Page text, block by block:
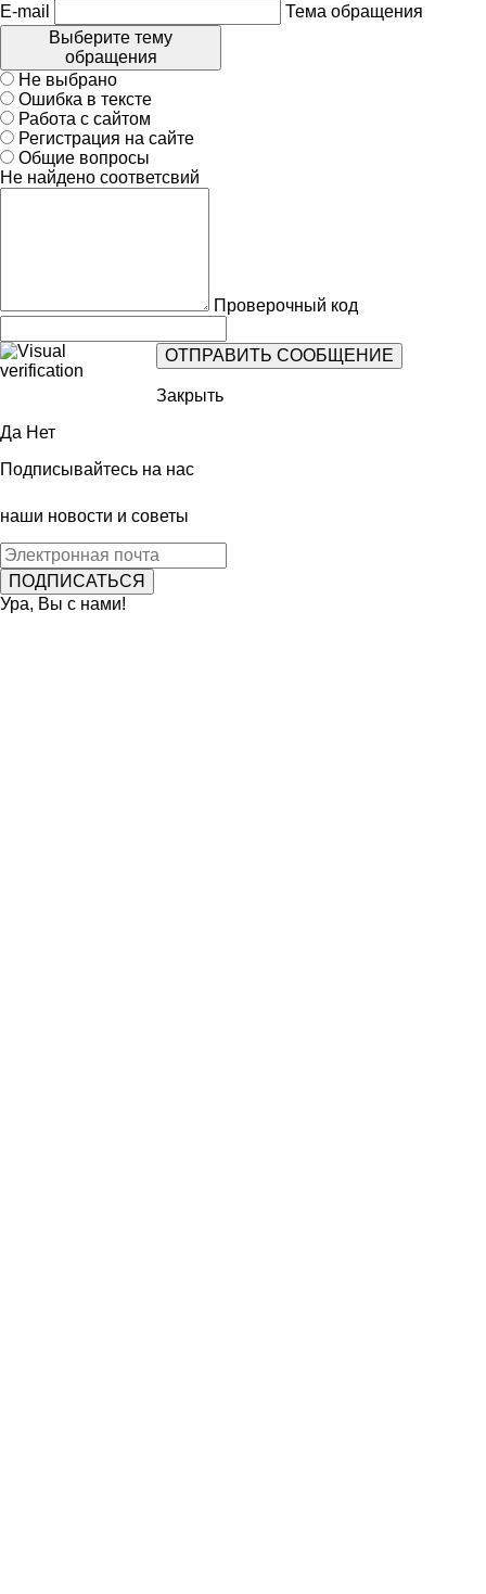
E-mail
Тема обращения
Выберите тему
обращения
Не выбрано
Ошибка в тексте
Работа с сайтом
Регистрация на сайте
Общие вопросы
Не найдено соответсвий
Проверочный код
Закрыть
Да Нет
Подписывайтесь на нас
наши новости и советы
Ура, Вы с нами!